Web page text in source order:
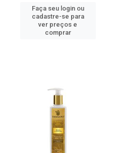
Faça seu login ou
cadastre-se para
ver preços e
comprar